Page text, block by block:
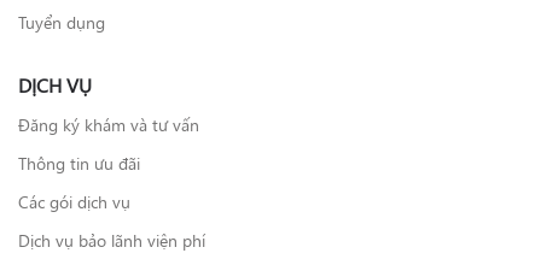
Tuyển dụng
DỊCH VỤ
Đăng ký khám và tư vấn
Thông tin ưu đãi
Các gói dịch vụ
Dịch vụ bảo lãnh viện phí